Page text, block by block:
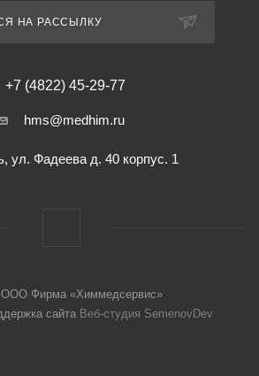
НА РАССЫЛКУ
+7 (4822) 45-29-77
hms@medhim.ru
ул. Фадеева д. 40 корпус. 1
Фирма «Химмедсервис»
сайта Веб-студия SemenovDev